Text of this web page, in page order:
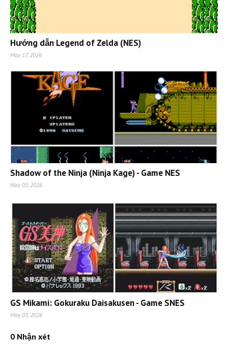
Hướng dẫn Legend of Zelda (NES)
May 17, 2026
Shadow of the Ninja (Ninja Kage) - Game NES
May 03, 2026
GS Mikami: Gokuraku Daisakusen - Game SNES
May 03, 2026
0 Nhận xét